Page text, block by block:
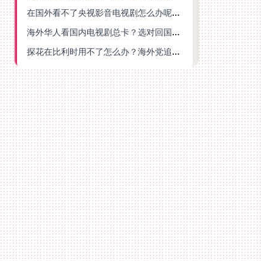
在国外看不了央视影音电视剧怎么办呢？海外党亲测有效的回国加速方案
海外华人看国内电视剧总卡？选对回国加速器，还能解决菲律宾打不开反诈中心的问题
探花在比利时用不了怎么办？海外党追剧办事全攻略，选对加速器就够了